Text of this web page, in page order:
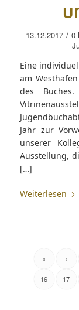
13.12.2017 / 0
Eine
am
des
Jahr zur
unserer
Ausstellung,
[…]
Weiterlesen
« ‹
16 17